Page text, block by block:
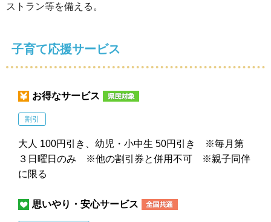
ストラン等を備える。
子育て応援サービス
お得なサービス
割引
大人 100円引き、幼児・小中生 50円引き ※毎月第
３日曜日のみ ※他の割引券と併用不可 ※親子同伴
に限る
思いやり・安心サービス